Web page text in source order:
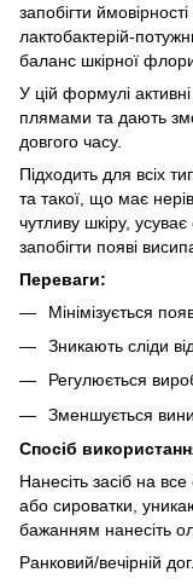
запобігти
лактобактерій-
баланс шкірної
У цій формулі
плямами та дають
довгого часу.
Підходить для всіх
та такої, що має
чутливу шкіру,
запобігти появі
Переваги:
Мінімізується
Зникають сліди
Регулюється
Зменшується
Спосіб
Нанесіть засіб на
або сироватки,
бажанням нанесіть
Ранковий/вечірній